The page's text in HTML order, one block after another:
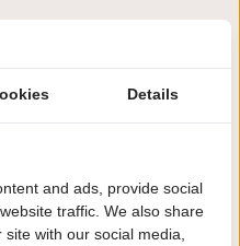
Details
and ads, provide social
traffic. We also share
with our social media,